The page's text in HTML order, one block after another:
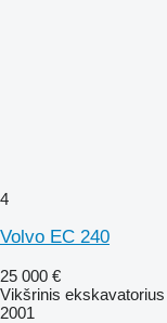
4
Volvo EC 240
25 000 €
Vikšrinis ekskavatorius
2001